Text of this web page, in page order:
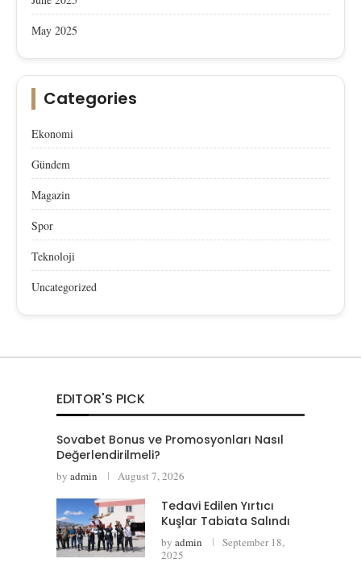
May 2025
Categories
Ekonomi
Gündem
Magazin
Spor
Teknoloji
Uncategorized
EDITOR'S PICK
Sovabet Bonus ve Promosyonları Nasıl
Değerlendirilmeli?
by admin August 7, 2026
Tedavi Edilen Yırtıcı
Kuşlar Tabiata Salındı
by admin
September 18,
2025